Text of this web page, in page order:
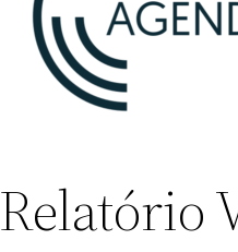
Relatório